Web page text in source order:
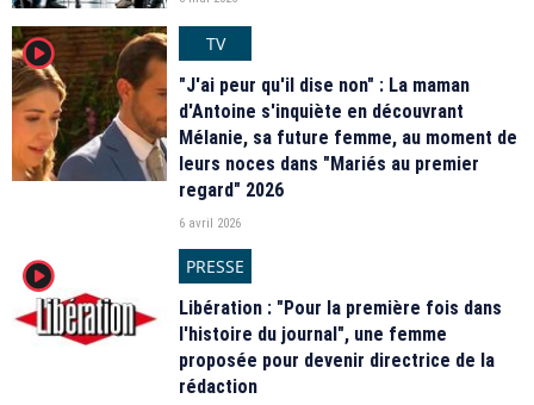
player2
TV
"J'ai peur qu'il dise non" : La maman
d'Antoine s'inquiète en découvrant
Mélanie, sa future femme, au moment de
leurs noces dans "Mariés au premier
regard" 2026
6 avril 2026
player2
PRESSE
Libération : "Pour la première fois dans
l'histoire du journal", une femme
proposée pour devenir directrice de la
rédaction